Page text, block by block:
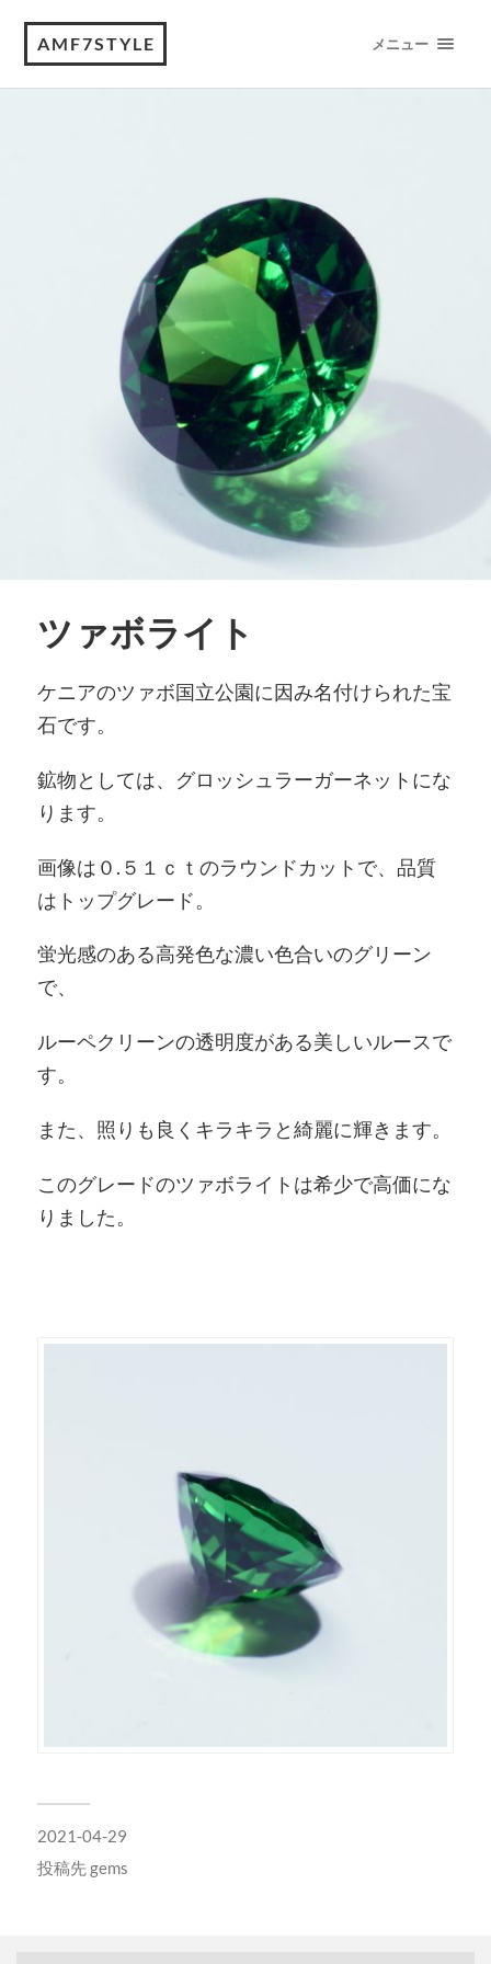
AMF7STYLE メニュー
ツァボライト
ケニアのツァボ国立公園に因み名付けられた宝
石です。
鉱物としては、グロッシュラーガーネットにな
ります。
画像は０.５１ｃｔのラウンドカットで、品質
はトップグレード。
蛍光感のある高発色な濃い色合いのグリーン
で、
ルーペクリーンの透明度がある美しいルースで
す。
また、照りも良くキラキラと綺麗に輝きます。
このグレードのツァボライトは希少で高価にな
りました。
2021-04-29
投稿先gems